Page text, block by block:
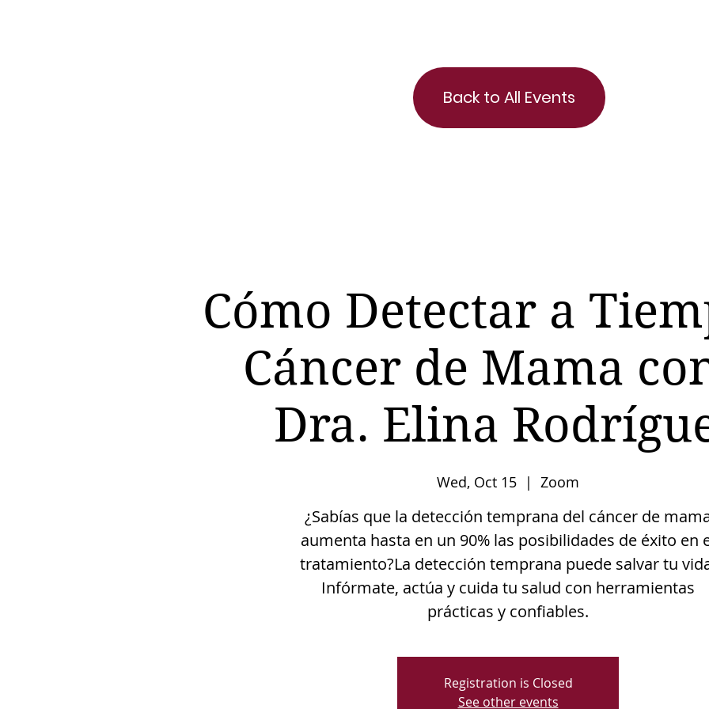
Back to All Events
Cómo Detectar a
Cáncer de Mama
Dra. Elina
Wed, Oct 15
  |
Zoom
¿Sabías que la detección temprana del cáncer de
aumenta hasta en un 90% las posibilidades de éxito en
tratamiento?La detección temprana puede salvar tu
Infórmate, actúa y cuida tu salud con herramientas
prácticas y confiables.
Registration is Closed
See other events